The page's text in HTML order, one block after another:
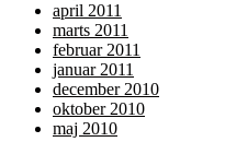
april 2011
marts 2011
februar 2011
januar 2011
december 2010
oktober 2010
maj 2010